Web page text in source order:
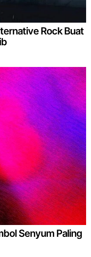
Rock Buat
Senyum Paling